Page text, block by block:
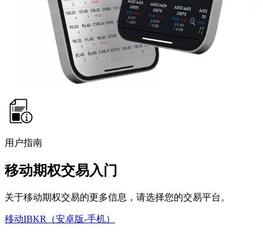
用户指南
移动期权交易入门
关于移动期权交易的更多信息，请选择您的交易平台。
移动IBKR（安卓版-手机）